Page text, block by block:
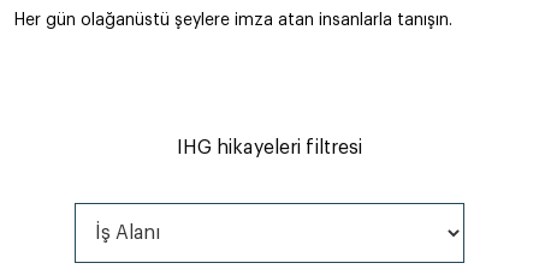
Her gün olağanüstü şeylere imza atan insanlarla tanışın.
IHG hikayeleri filtresi